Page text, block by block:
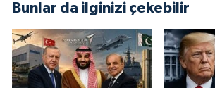
Bunlar da ilginizi çekebilir